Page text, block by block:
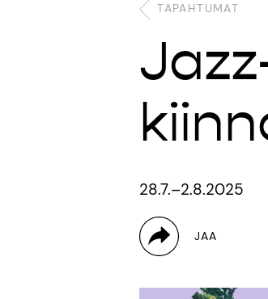
TAPAHTUMAT
28.7.–2.8.2025